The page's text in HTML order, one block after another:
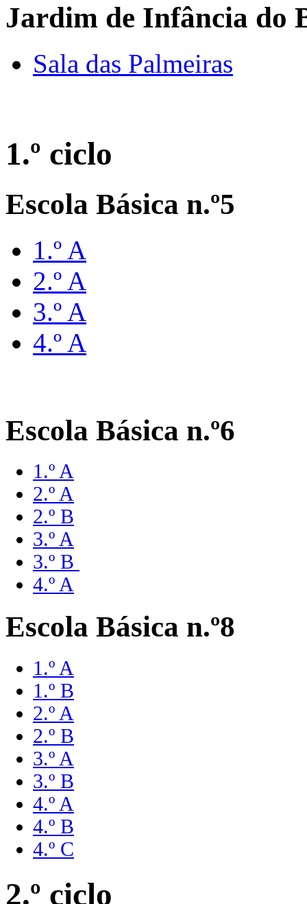
Jardim de Infância do
Sala das Palmeiras
1.º ciclo
Escola Básica n.º5
1.º A
2.º A
3.º A
4.º A
Escola Básica n.º6
1.º A
2.º A
2.º B
3.º A
3.º B
4.º A
Escola Básica n.º8
1.º A
1.º B
2.º A
2.º B
3.º A
3.º B
4.º A
4.º B
4.º C
2.º ciclo